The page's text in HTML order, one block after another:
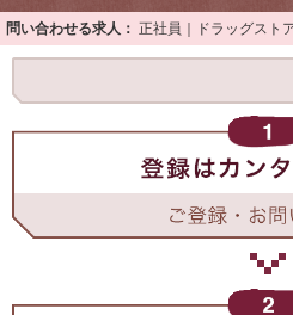
問い合わせる求人： 正社員｜ドラッグスト